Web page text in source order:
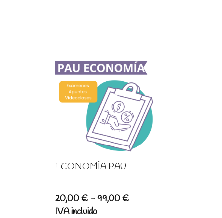
ECONOMÍA PAU
20,00€ -99,00€Rango
IVA incluido